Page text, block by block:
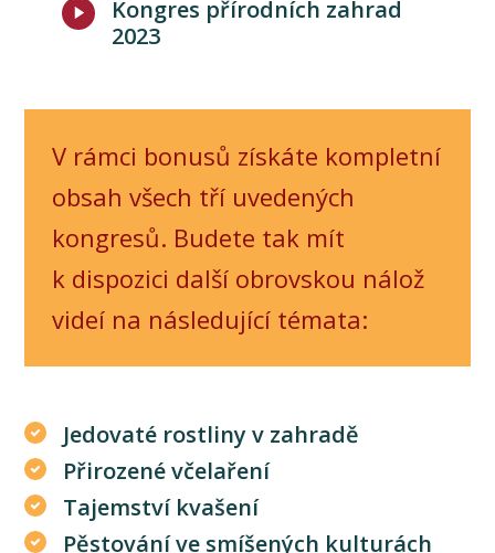
Kongres přírodních zahrad
2023
V rámci bonusů získáte kompletní
obsah všech tří uvedených
kongresů. Budete tak mít
k dispozici další obrovskou nálož
videí na následující témata:
Jedovaté rostliny v zahradě
Přirozené včelaření
Tajemství kvašení
Pěstování ve smíšených kulturách